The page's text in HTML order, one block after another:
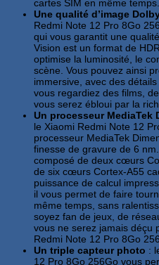
cartes SIM en même temps.
Une qualité d’image
Redmi Note 12 Pro 8Go
qui vous garantit une
Vision est un format de
optimise la luminosité, le
scène. Vous pouvez ainsi
immersive, avec des
vous regardiez des films,
vous serez ébloui par la
Un processeur MediaTek
le Xiaomi Redmi Note 12
processeur MediaTek
finesse de gravure de 6
composé de deux cœurs
de six cœurs Cortex-A55
puissance de calcul
il vous permet de faire
même temps, sans
soyez fan de jeux, de
vous ne serez jamais déçu
Redmi Note 12 Pro 8Go
Un triple capteur photo :
12 Pro 8Go 256Go vous